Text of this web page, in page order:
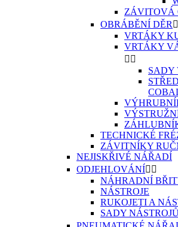
ZÁVITOVÁ
OBRÁBĚNÍ DĚR 
VRTÁKY
VRTÁKY
 
SADY
TECHNICKÉ
ZÁVITNÍKY
NEJISKŘIVÉ NÁŘADÍ
ODJEHLOVÁNÍ 
NÁHRADNÍ
NÁSTROJE
RUKOJETI A
SADY